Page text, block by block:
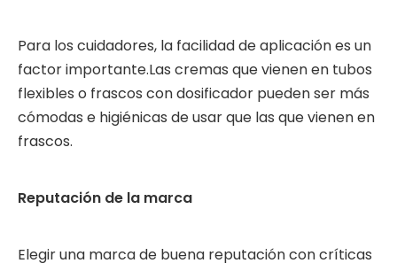
Para los cuidadores, la facilidad de aplicación es un
factor importante.Las cremas que vienen en tubos
flexibles o frascos con dosificador pueden ser más
cómodas e higiénicas de usar que las que vienen en
frascos.
Reputación de la marca
Elegir una marca de buena reputación con críticas